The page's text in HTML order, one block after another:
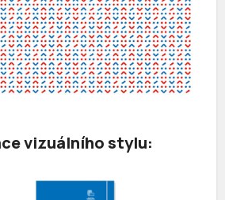
vizuálního stylu: